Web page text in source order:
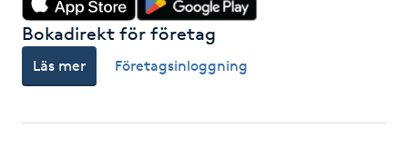
Fransförlängning Volym
Fransk manikyr
Bokadirekt för företag
Läs mer Företagsinloggning